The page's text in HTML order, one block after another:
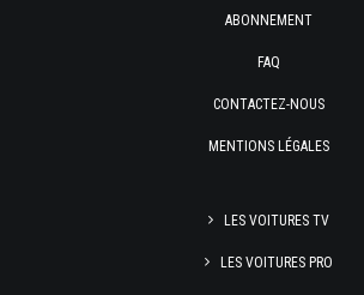
ABONNEMENT
FAQ
CONTACTEZ-NOUS
MENTIONS LÉGALES
LES VOITURES TV
LES VOITURES PRO